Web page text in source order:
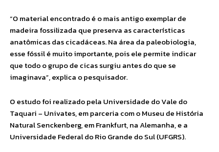
“O material encontrado é o mais antigo exemplar de
madeira fossilizada que preserva as características
anatômicas das cicadáceas. Na área da paleobiologia,
esse fóssil é muito importante, pois ele permite indicar
que todo o grupo de cicas surgiu antes do que se
imaginava”, explica o pesquisador.
O estudo foi realizado pela Universidade do Vale do
Taquari – Univates, em parceria com o Museu de História
Natural Senckenberg, em Frankfurt, na Alemanha, e a
Universidade Federal do Rio Grande do Sul (UFGRS).